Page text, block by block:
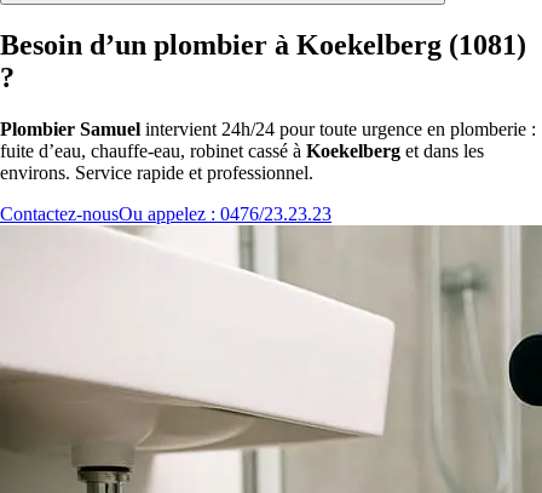
Besoin d’un plombier à Koekelberg (1081)
?
Plombier Samuel intervient 24h/24 pour toute urgence en plomberie :
fuite d’eau, chauffe-eau, robinet cassé à Koekelberg et dans les
environs. Service rapide et professionnel.
Contactez-nousOu appelez : 0476/23.23.23